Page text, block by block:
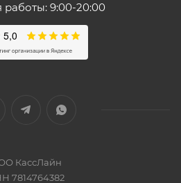
работы: 9:00-20:00
КассЛайн
7814764382